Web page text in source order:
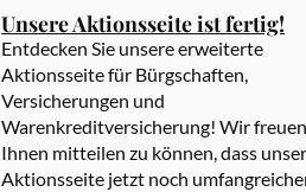
Unsere Aktionsseite ist fertig!
Entdecken Sie unsere erweiterte
Aktionsseite für Bürgschaften,
Versicherungen und
Warenkreditversicherung! Wir
Ihnen mitteilen zu können, dass
Aktionsseite jetzt noch